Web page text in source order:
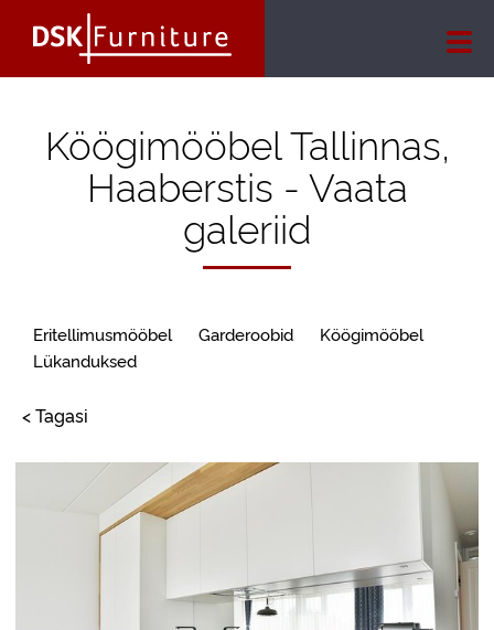
Köögimööbel Tallinnas,
Haaberstis - Vaata
galeriid
Eritellimusmööbel Garderoobid
Köögimööbel
Lükanduksed
< Tagasi